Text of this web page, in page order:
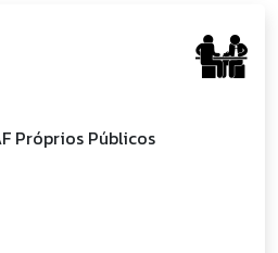
Próprios Públicos